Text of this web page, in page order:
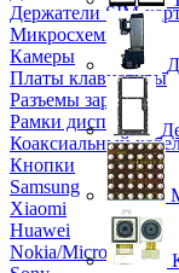
Держатели SIM-
Микросхемы
Камеры
Платы клавиатуры
Разъемы зарядки
Рамки дисплея
Коаксиальный
Кнопки
Samsung
Xiaomi
Huawei
Nokia/Microsoft